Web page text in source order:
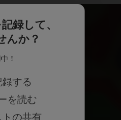
録して、
んか？
！
する
を読む
の共有
入荷情報